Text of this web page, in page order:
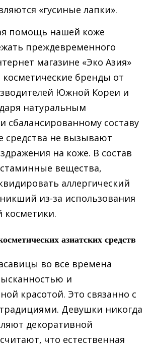
«гусиные лапки».
помощь нашей коже
преждевременного
магазине «Эко Азия»
бренды от
Южной Кореи и
натуральным
сбалансированному составу
средства не вызывают
на коже. В состав
вещества,
аллергический
из-за использования
косметики.
азиатских средств
во все времена
и
красотой. Это связанно с
Девушки никогда
декоративной
что естественная